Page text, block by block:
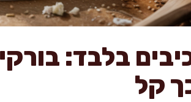
בלבד:
קל